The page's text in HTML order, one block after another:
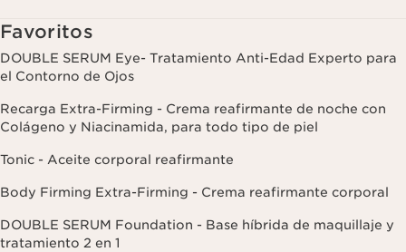
Favoritos
DOUBLE SERUM Eye- Tratamiento Anti-Edad Experto para
el Contorno de Ojos
Recarga Extra-Firming - Crema reafirmante de noche con
Colágeno y Niacinamida, para todo tipo de piel
Tonic - Aceite corporal reafirmante
Body Firming Extra-Firming - Crema reafirmante corporal
DOUBLE SERUM Foundation - Base híbrida de maquillaje y
tratamiento 2 en 1